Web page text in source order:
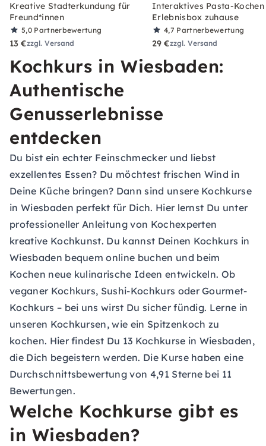
Kreative Stadterkundung für
Freund*innen
5,0 Partnerbewertung
13 €zzgl. Versand
Interaktives Pasta-Kochen
Erlebnisbox zuhause
4,7 Partnerbewertung
29 €zzgl. Versand
Kochkurs in Wiesbaden:
Authentische
Genusserlebnisse
entdecken
Du bist ein echter Feinschmecker und liebst
exzellentes Essen? Du möchtest frischen Wind in
Deine Küche bringen? Dann sind unsere Kochkurse
in Wiesbaden perfekt für Dich. Hier lernst Du unter
professioneller Anleitung von Kochexperten
kreative Kochkunst. Du kannst Deinen Kochkurs in
Wiesbaden bequem online buchen und beim
Kochen neue kulinarische Ideen entwickeln. Ob
veganer Kochkurs, Sushi-Kochkurs oder Gourmet-
Kochkurs – bei uns wirst Du sicher fündig. Lerne in
unseren Kochkursen, wie ein Spitzenkoch zu
kochen. Hier findest Du 13 Kochkurse in Wiesbaden,
die Dich begeistern werden. Die Kurse haben eine
Durchschnittsbewertung von 4,91 Sterne bei 11
Bewertungen.
Welche Kochkurse gibt es
in Wiesbaden?